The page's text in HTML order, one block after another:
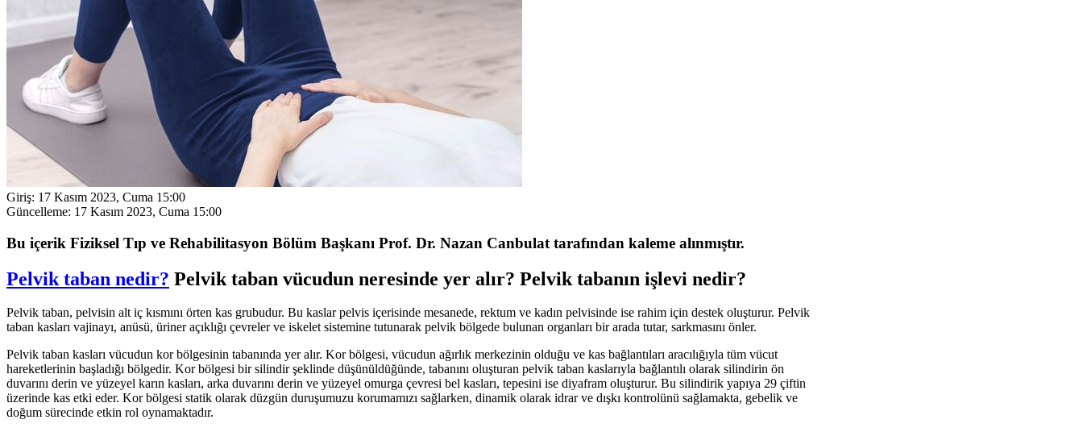
Giriş: 17 Kasım 2023, Cuma 15:00
Güncelleme: 17 Kasım 2023, Cuma 15:00
Bu içerik Fiziksel Tıp ve Rehabilitasyon Bölüm Başkanı Prof. Dr. Nazan Canbulat tarafından kaleme alınmıştır.
Pelvik taban nedir? Pelvik taban vücudun neresinde yer alır? Pelvik tabanın işlevi nedir?
Pelvik taban, pelvisin alt iç kısmını örten kas grubudur. Bu kaslar pelvis içerisinde mesanede, rektum ve kadın pelvisinde ise rahim için destek oluşturur. Pelvik
taban kasları vajinayı, anüsü, üriner açıklığı çevreler ve iskelet sistemine tutunarak pelvik bölgede bulunan organları bir arada tutar, sarkmasını önler.
Pelvik taban kasları vücudun kor bölgesinin tabanında yer alır. Kor bölgesi, vücudun ağırlık merkezinin olduğu ve kas bağlantıları aracılığıyla tüm vücut
hareketlerinin başladığı bölgedir. Kor bölgesi bir silindir şeklinde düşünüldüğünde, tabanını oluşturan pelvik taban kaslarıyla bağlantılı olarak silindirin ön
duvarını derin ve yüzeyel karın kasları, arka duvarını derin ve yüzeyel omurga çevresi bel kasları, tepesini ise diyafram oluşturur. Bu silindirik yapıya 29 çiftin
üzerinde kas etki eder. Kor bölgesi statik olarak düzgün duruşumuzu korumamızı sağlarken, dinamik olarak idrar ve dışkı kontrolünü sağlamakta, gebelik ve
doğum sürecinde etkin rol oynamaktadır.